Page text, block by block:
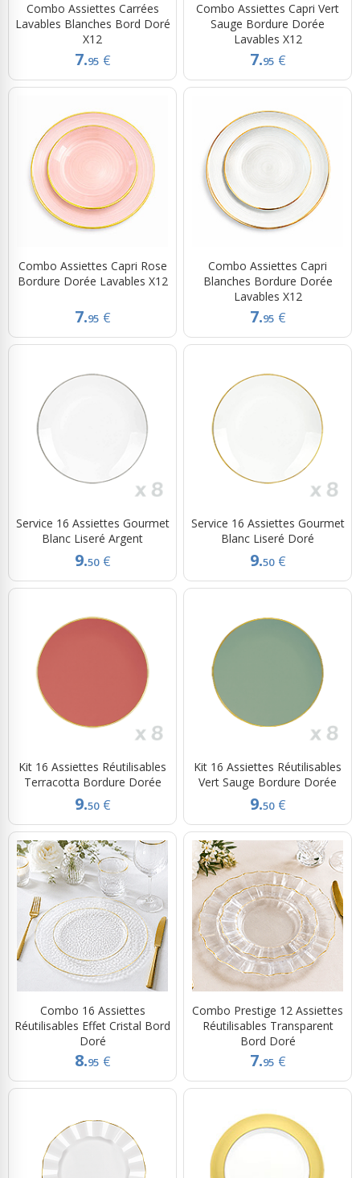
Combo Assiettes Carrées
Lavables Blanches Bord Doré
X12
7.95 €
Combo Assiettes Capri Vert
Sauge Bordure Dorée
Lavables X12
7.95 €
Combo Assiettes Capri Rose
Bordure Dorée Lavables X12
7.95 €
Combo Assiettes Capri
Blanches Bordure Dorée
Lavables X12
7.95 €
Service 16 Assiettes Gourmet
Blanc Liseré Argent
9.50 €
Service 16 Assiettes Gourmet
Blanc Liseré Doré
9.50 €
Kit 16 Assiettes Réutilisables
Terracotta Bordure Dorée
9.50 €
Kit 16 Assiettes Réutilisables
Vert Sauge Bordure Dorée
9.50 €
Combo 16 Assiettes
Réutilisables Effet Cristal Bord
Doré
8.95 €
Combo Prestige 12 Assiettes
Réutilisables Transparent
Bord Doré
7.95 €